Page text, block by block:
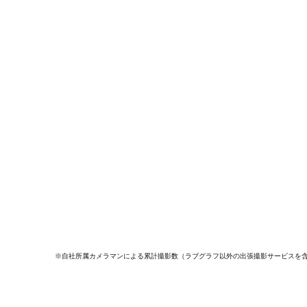
※自社所属カメラマンによる累計撮影数（ラブグラフ以外の出張撮影サービスを